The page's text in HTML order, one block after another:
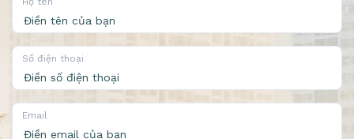
Số điện thoại
Email